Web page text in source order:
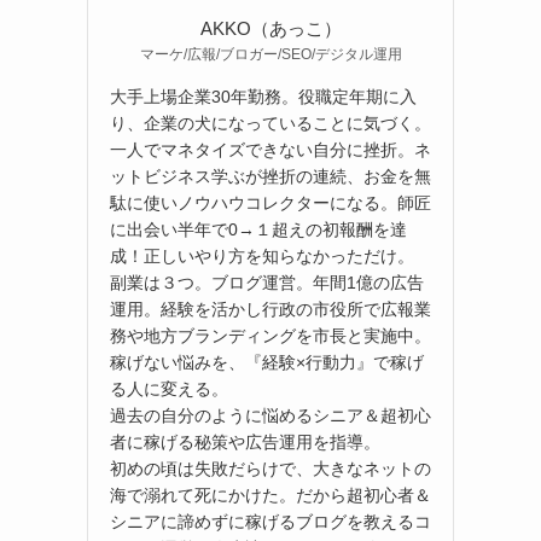
AKKO（あっこ）
マーケ/広報/ブロガー/SEO/デジタル運用
大手上場企業30年勤務。役職定年期に入
り、企業の犬になっていることに気づく。
一人でマネタイズできない自分に挫折。ネ
ットビジネス学ぶが挫折の連続、お金を無
駄に使いノウハウコレクターになる。師匠
に出会い半年で0→１超えの初報酬を達
成！正しいやり方を知らなかっただけ。
副業は３つ。ブログ運営。年間1億の広告
運用。経験を活かし行政の市役所で広報業
務や地方ブランディングを市長と実施中。
稼げない悩みを、『経験×行動力』で稼げ
る人に変える。
過去の自分のように悩めるシニア＆超初心
者に稼げる秘策や広告運用を指導。
初めの頃は失敗だらけで、大きなネットの
海で溺れて死にかけた。だから超初心者＆
シニアに諦めずに稼げるブログを教えるコ